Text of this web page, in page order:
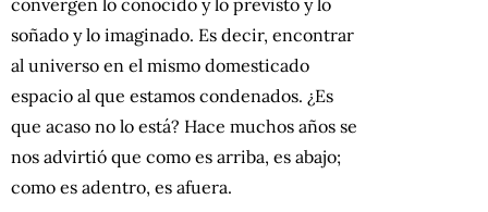
soñado y lo imaginado. Es decir, encontrar
al universo en el mismo domesticado
espacio al que estamos condenados. ¿Es
que acaso no lo está? Hace muchos años se
nos advirtió que como es arriba, es abajo;
como es adentro, es afuera.